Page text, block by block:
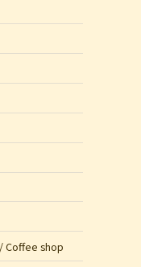
Coffee shop